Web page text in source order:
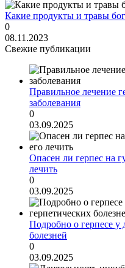
Какие продукты и травы
0
08.11.2023
Свежие публикации
Правильное лечение
заболевания
0
03.09.2025
Опасен ли герпес на
лечить
0
03.09.2025
Подробно о герпесе у
болезней
0
03.09.2025